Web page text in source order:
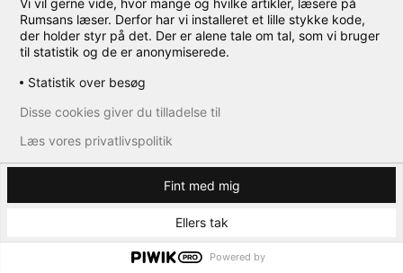
westloft-kiropraktor
← Tilbage
Vi vil gerne vide, hvor mange og hvilke artikler, læsere på
Rumsans læser. Derfor har vi installeret et lille stykke kode,
der holder styr på det. Der er alene tale om tal, som vi bruger
til statistik og de er anonymiserede.
Statistik over besøg
Fint med mig
Ellers tak
Disse cookies giver du tilladelse til
Læs vores privatlivspolitik
Powered by